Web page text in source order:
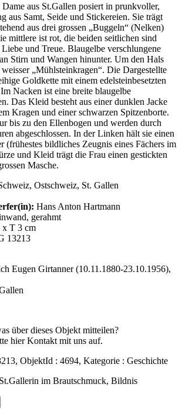
aus St.Gallen posiert in prunkvoller,
aus Samt, Seide und Stickereien. Sie trägt
aus drei grossen „Buggeln“ (Nelken)
mittlere ist rot, die beiden seitlichen sind
und Treue. Blaugelbe verschlungene
Stirn und Wangen hinunter. Um den Hals
„Mühlsteinkragen“. Die Dargestellte
Goldkette mit einem edelsteinbesetzten
Nacken ist eine breite blaugelbe
Das Kleid besteht aus einer dunklen Jacke
Kragen und einer schwarzen Spitzenborte.
bis zu den Ellenbogen und werden durch
abgeschlossen. In der Linken hält sie einen
(frühestes bildliches Zeugnis eines Fächers im
und Kleid trägt die Frau einen gestickten
Masche.
Ostschweiz, St. Gallen
Hans Anton Hartmann
gerahmt
T 3 cm
13213
Eugen Girtanner (10.11.1880-23.10.1956),
über dieses Objekt mitteilen?
hier Kontakt mit uns auf.
ObjektId : 4694, Kategorie : Geschichte
im Brautschmuck, Bildnis